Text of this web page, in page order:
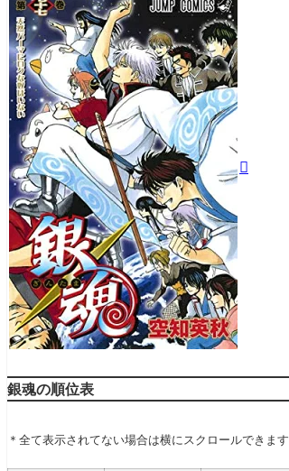
銀魂の順位表
＊全て表示されてない場合は横にスクロールできます